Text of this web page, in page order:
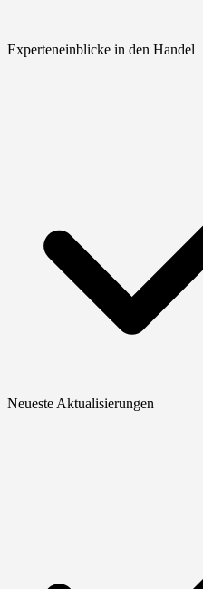
Experteneinblicke in den Handel
Neueste Aktualisierungen